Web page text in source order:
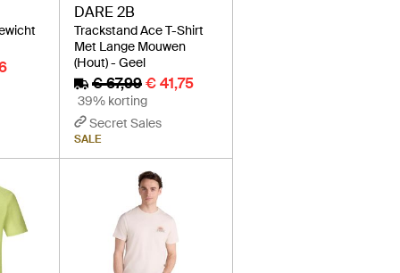
DARE 2B
Trackstand Ace T-Shirt
Met Lange Mouwen
(Hout) - Geel
€ 67,99€ 41,75
39% korting
Secret Sales
SALE